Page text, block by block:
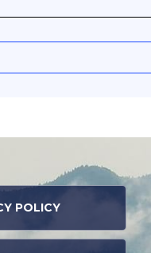
POLICY